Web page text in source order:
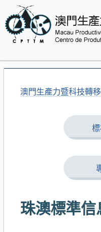
澳門生產力暨科技轉
珠澳標準